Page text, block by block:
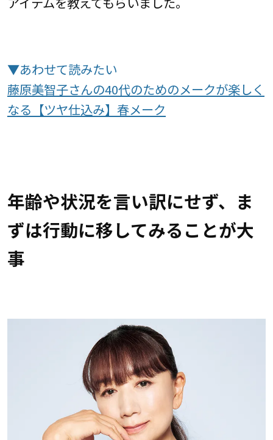
▼あわせて読みたい
藤原美智子さんの40代のためのメークが楽しく
なる【ツヤ仕込み】春メーク
年齢や状況を言い訳にせず、ま
ずは行動に移してみることが大
事